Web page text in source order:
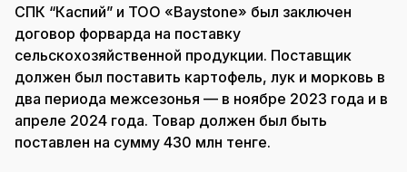
СПК “Каспий” и ТОО «Baystone» был заключен
договор форварда на поставку
сельскохозяйственной продукции. Поставщик
должен был поставить картофель, лук и морковь в
два периода межсезонья — в ноябре 2023 года и в
апреле 2024 года. Товар должен был быть
поставлен на сумму 430 млн тенге.